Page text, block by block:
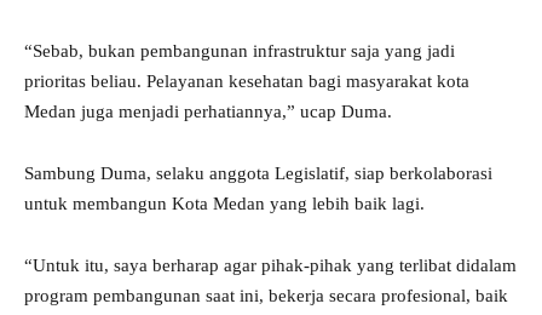
“Sebab, bukan pembangunan infrastruktur saja yang jadi
prioritas beliau. Pelayanan kesehatan bagi masyarakat kota
Medan juga menjadi perhatiannya,” ucap Duma.
Sambung Duma, selaku anggota Legislatif, siap berkolaborasi
untuk membangun Kota Medan yang lebih baik lagi.
“Untuk itu, saya berharap agar pihak-pihak yang terlibat didalam
program pembangunan saat ini, bekerja secara profesional, baik